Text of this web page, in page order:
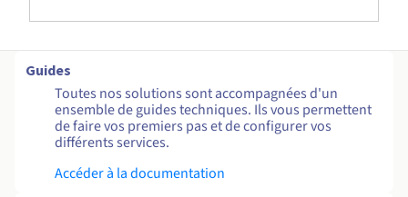
Guides
Toutes nos solutions sont accompagnées d'un
ensemble de guides techniques. Ils vous permettent
de faire vos premiers pas et de configurer vos
différents services.
Accéder à la documentation